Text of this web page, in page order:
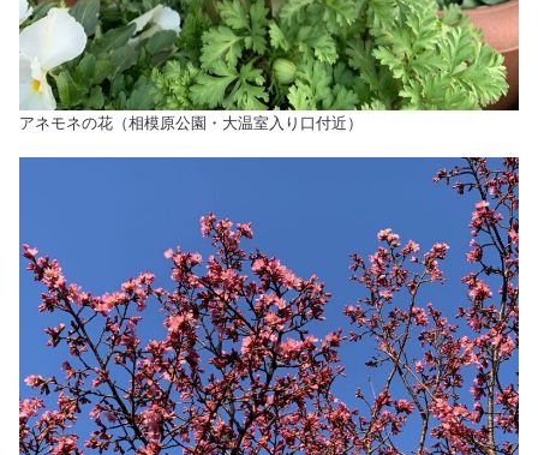
アネモネの花（相模原公園・大温室入り口付近）